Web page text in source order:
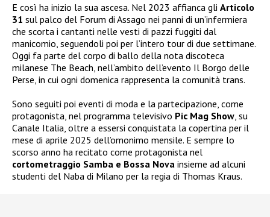
E così ha inizio la sua ascesa. Nel 2023 affianca gli Articolo
31 sul palco del Forum di Assago nei panni di un’infermiera
che scorta i cantanti nelle vesti di pazzi fuggiti dal
manicomio, seguendoli poi per l’intero tour di due settimane.
Oggi fa parte del corpo di ballo della nota discoteca
milanese The Beach, nell’ambito dell’evento Il Borgo delle
Perse, in cui ogni domenica rappresenta la comunità trans.
Sono seguiti poi eventi di moda e la partecipazione, come
protagonista, nel programma televisivo Pic Mag Show , su
Canale Italia, oltre a essersi conquistata la copertina per il
mese di aprile 2025 dell’omonimo mensile. E sempre lo
scorso anno ha recitato come protagonista nel
cortometraggio Samba e Bossa Nova insieme ad alcuni
studenti del Naba di Milano per la regia di Thomas Kraus.